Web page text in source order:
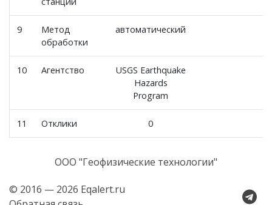
9
Метод
обработки
автоматический
10 Агентство
USGS Earthquake
Hazards
Program
11 Отклики 0
© 2016 — 2026 Eqalert.ru
ООО "Геофизические технологии"